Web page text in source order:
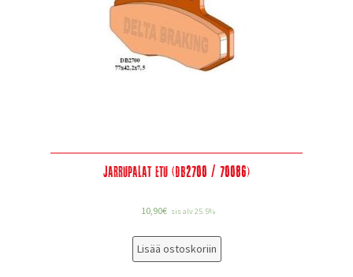
Jarrupalat etu (DB2700 / 70086)
10,90€ sis alv 25.5%
Lisää ostoskoriin